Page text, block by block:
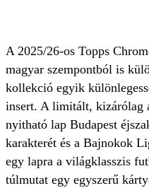
A 2025/26-os Topps
magyar szempontból is
kollekció egyik
insert. A limitált, kizárólag
nyitható lap Budapest
karakterét és a Bajnokok
egy lapra a világklasszis
túlmutat egy egyszerű